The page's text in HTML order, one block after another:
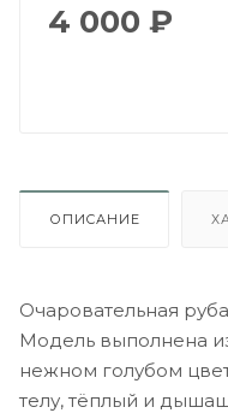
4 000 ₽
ОПИСАНИЕ
Очаровательная
Модель выполнена
нежном голубом
телу, тёплый и